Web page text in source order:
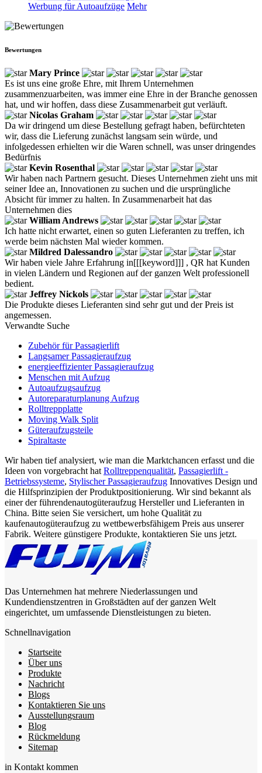
Werbung für Autoaufzüge Mehr
Bewertungen
Mary Prince
Es ist uns eine große Ehre, mit Ihrem Unternehmen
zusammenzuarbeiten, was immer eine Ehre in der Branche genossen
hat, und wir hoffen, dass diese Zusammenarbeit gut verläuft.
Nicolas Graham
Da wir dringend um diese Bestellung gefragt haben, befürchteten
wir, dass die Lieferung zunächst langsam sein würde, und
infolgedessen erhielten wir die Waren schnell, was unser dringendes
Bedürfnis
Kevin Rosenthal
Wir haben nach Partnern gesucht. Dieses Unternehmen zieht uns mit
seiner Idee an, Innovationen zu suchen und die ursprüngliche
Absicht für immer zu halten. In Zusammenarbeit hat das
Unternehmen dies
William Andrews
Ich hatte nicht erwartet, einen so guten Lieferanten zu treffen, ich
werde beim nächsten Mal wieder kommen.
Mildred Dalessandro
Wir haben viele Jahre Erfahrung in[[[keyword]]] , QR hat Kunden
in vielen Ländern und Regionen auf der ganzen Welt professionell
bedient.
Jeffrey Nickols
Die Produkte dieses Lieferanten sind sehr gut und der Preis ist
angemessen.
Verwandte Suche
Zubehör für Passagierlift
Langsamer Passagieraufzug
energieeffizienter Passagieraufzug
Menschen mit Aufzug
Autoaufzugsaufzug
Autoreparaturplanung Aufzug
Rolltreppplatte
Moving Walk Split
Güteraufzugsteile
Spiraltaste
Wir haben tief analysiert, wie man die Marktchancen erfasst und die
Ideen von vorgebracht hat Rolltreppenqualität, Passagierlift -
Betriebssysteme, Stylischer Passagieraufzug Innovatives Design und
die Hilfsprinzipien der Produktpositionierung. Wir sind bekannt als
einer der führendenautogüteraufzug Hersteller und Lieferanten in
China. Bitte seien Sie versichert, um hohe Qualität zu
kaufenautogüteraufzug zu wettbewerbsfähigem Preis aus unserer
Fabrik. Weitere günstigere Produkte, kontaktieren Sie uns jetzt.
Das Unternehmen hat mehrere Niederlassungen und
Kundendienstzentren in Großstädten auf der ganzen Welt
eingerichtet, um umfassende Dienstleistungen zu bieten.
Schnellnavigation
Startseite
Über uns
Produkte
Nachricht
Blogs
Kontaktieren Sie uns
Ausstellungsraum
Blog
Rückmeldung
Sitemap
in Kontakt kommen